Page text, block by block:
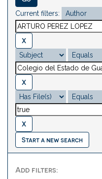
Current filters:
Start a new search
Add filters: